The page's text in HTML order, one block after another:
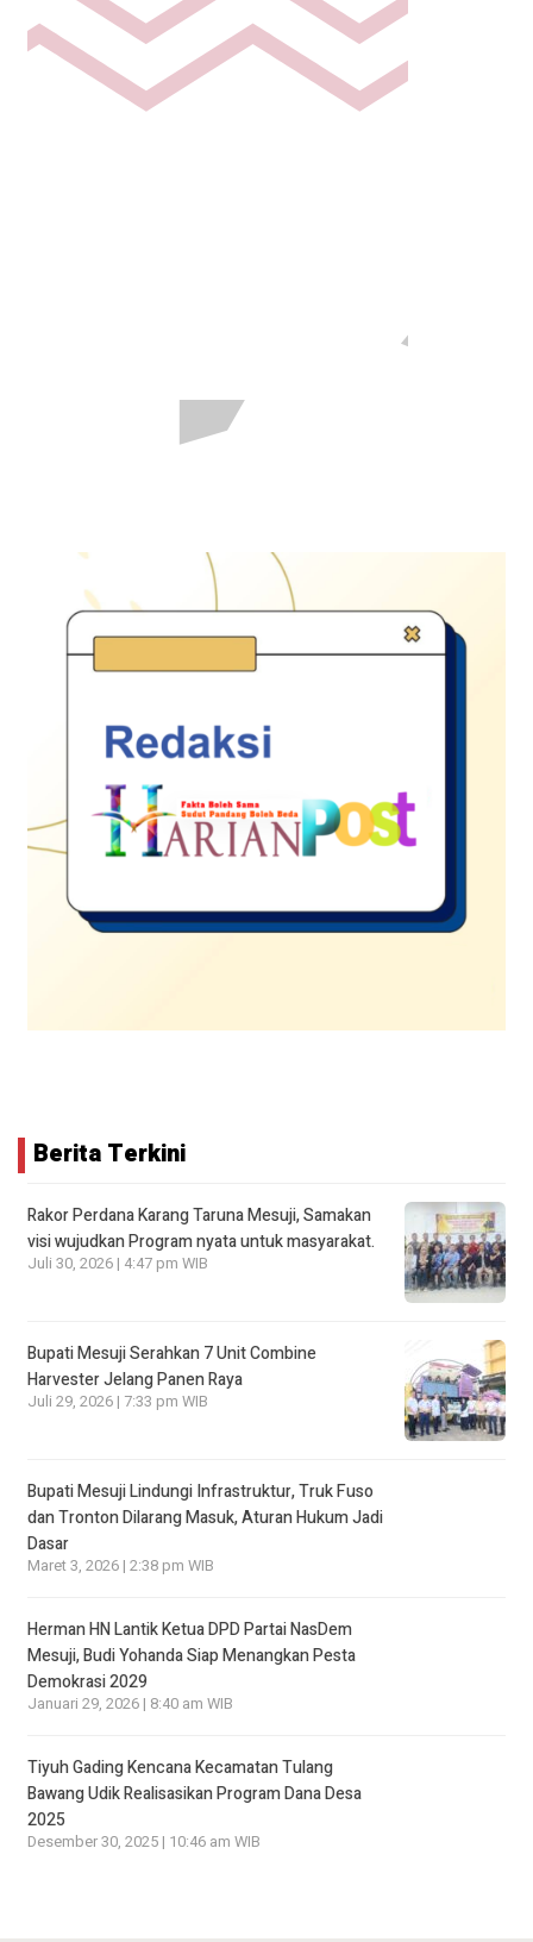
Berita Terkini
Rakor Perdana Karang Taruna Mesuji, Samakan
visi wujudkan Program nyata untuk masyarakat.
Juli 30, 2026 | 4:47 pm WIB
Bupati Mesuji Serahkan 7 Unit Combine
Harvester Jelang Panen Raya
Juli 29, 2026 | 7:33 pm WIB
Bupati Mesuji Lindungi Infrastruktur, Truk Fuso
dan Tronton Dilarang Masuk, Aturan Hukum Jadi
Dasar
Maret 3, 2026 | 2:38 pm WIB
Herman HN Lantik Ketua DPD Partai NasDem
Mesuji, Budi Yohanda Siap Menangkan Pesta
Demokrasi 2029
Januari 29, 2026 | 8:40 am WIB
Tiyuh Gading Kencana Kecamatan Tulang
Bawang Udik Realisasikan Program Dana Desa
2025
Desember 30, 2025 | 10:46 am WIB